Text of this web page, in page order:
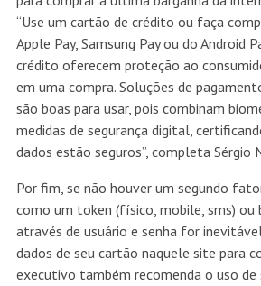
“Use um cartão de crédito ou faça
Apple Pay, Samsung Pay ou do Android
crédito oferecem proteção ao
em uma compra. Soluções de
são boas para usar, pois combinam
medidas de segurança digital,
dados estão seguros”, completa Sérgio
Por fim, se não houver um segundo
como um token (físico, mobile, sms) ou
através de usuário e senha for
dados de seu cartão naquele site para
executivo também recomenda o uso de